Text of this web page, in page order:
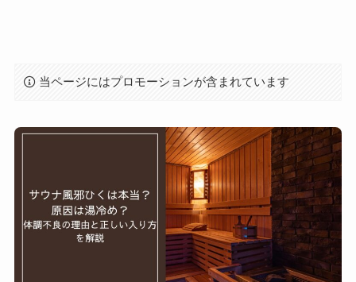
当ページにはプロモーションが含まれています